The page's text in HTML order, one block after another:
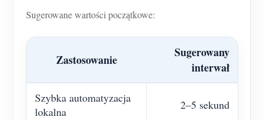
Sugerowane wartości początkowe:
Zastosowanie
Sugerowany
interwał
Szybka automatyzacja
lokalna
2–5 sekund